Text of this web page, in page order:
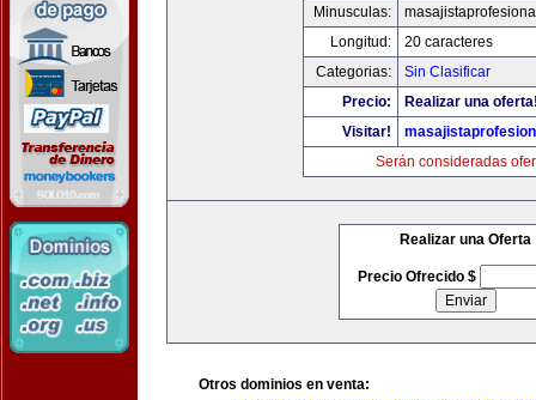
Minusculas:
Longitud:
20 caracteres
Categorias:
Sin Clasificar
Precio:
Realizar una
Visitar!
Serán consideradas
Realizar una Oferta
Precio Ofrecido $
Otros dominios en venta: